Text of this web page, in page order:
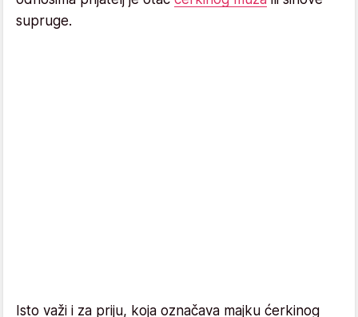
supruge.
Isto važi i za priju, koja označava majku ćerkinog